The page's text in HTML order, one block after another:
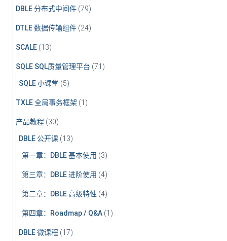
DBLE 分布式中间件 (79)
DTLE 数据传输组件 (24)
SCALE (13)
SQLE SQL质量管理平台 (71)
SQLE 小课堂 (5)
TXLE 全局事务框架 (1)
产品教程 (30)
DBLE 公开课 (13)
第一章：DBLE 基本使用 (3)
第三章：DBLE 进阶使用 (4)
第二章：DBLE 高级特性 (4)
第四章：Roadmap / Q&A (1)
DBLE 微课程 (17)